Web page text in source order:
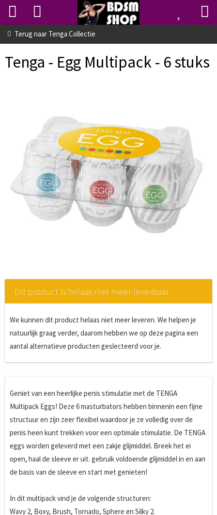
Terug naar Tenga Collectie
Tenga - Egg Multipack - 6 stuks
Dit product is helaas niet meer leverbaar
We kunnen dit product helaas niet meer leveren. We helpen je
natuurlijk graag verder, daarom hebben we op deze pagina een
aantal alternatieve producten geslecteerd voor je.
Geniet van een heerlijke penis stimulatie met de TENGA
Multipack Eggs! Deze 6 masturbators hebben binnenin een fijne
structuur en zijn zeer flexibel waardoor je ze volledig over de
penis heen kunt trekken voor een optimale stimulatie. De TENGA
eggs worden geleverd met een zakje glijmiddel. Breek het ei
open, haal de sleeve er uit. gebruik voldoende glijmiddel in en aan
de basis van de sleeve en start met genieten!
In dit multipack vind je de volgende structuren:
Wavy 2, Boxy, Brush, Tornado, Sphere en Silky 2.